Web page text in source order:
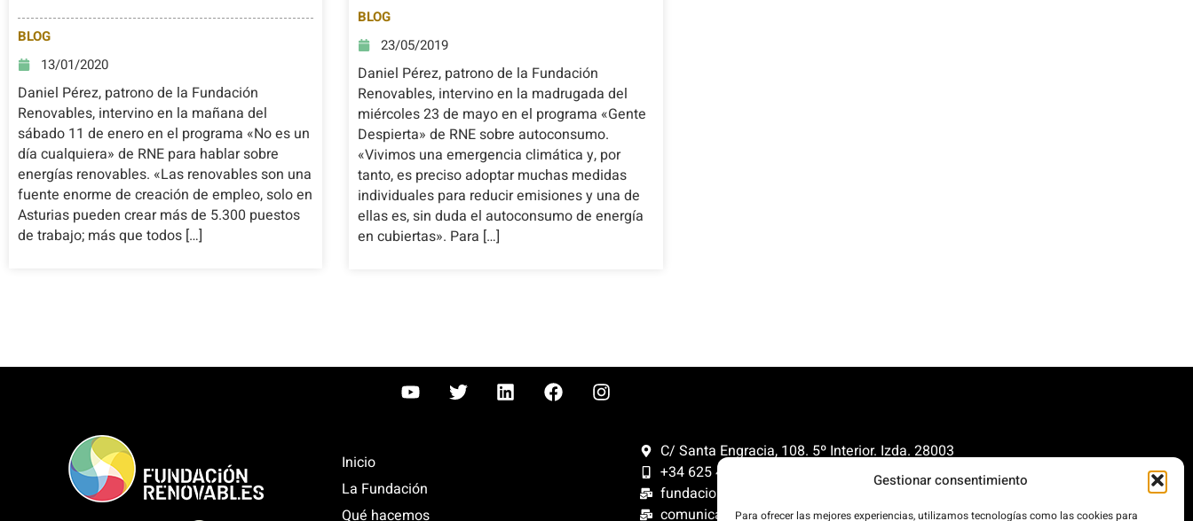
Gestionar consentimiento
Para ofrecer las mejores experiencias, utilizamos tecnologías como las cookies para
BLOG
13/01/2020
Daniel Pérez, patrono de la Fundación
Renovables, intervino en la mañana del
sábado 11 de enero en el programa «No es un
día cualquiera» de RNE para hablar sobre
energías renovables. «Las renovables son una
fuente enorme de creación de empleo, solo en
Asturias pueden crear más de 5.300 puestos
de trabajo; más que todos […]
BLOG
23/05/2019
Daniel Pérez, patrono de la Fundación
Renovables, intervino en la madrugada del
miércoles 23 de mayo en el programa «Gente
Despierta» de RNE sobre autoconsumo.
«Vivimos una emergencia climática y, por
tanto, es preciso adoptar muchas medidas
individuales para reducir emisiones y una de
ellas es, sin duda el autoconsumo de energía
en cubiertas». Para […]
Inicio
La Fundación
Qué hacemos
C/ Santa Engracia, 108. 5º Interior. Izda. 28003
+34 625 47 42 11
fundacion@fundacionrenovables.org
comunicacion@fundacionrenovables.org